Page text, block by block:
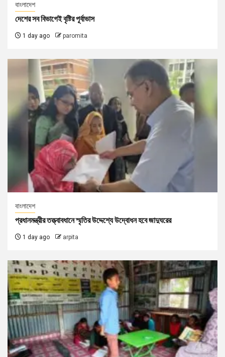
বাংলাদেশ
দেশের সব বিভাগেই বৃষ্টির পূর্বাভাস
1 day ago paromita
বাংলাদেশ
প্রধানমন্ত্রীর তত্ত্বাবধানে স্মৃতির উদ্দেশ্যে উদ্বোধন হবে জাদুঘরের
1 day ago arpita